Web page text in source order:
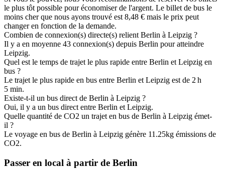
le plus tôt possible pour économiser de l'argent. Le billet de bus le
moins cher que nous ayons trouvé est 8,48 € mais le prix peut
changer en fonction de la demande.
Combien de connexion(s) directe(s) relient Berlin à Leipzig ?
Il y a en moyenne 43 connexion(s) depuis Berlin pour atteindre
Leipzig.
Quel est le temps de trajet le plus rapide entre Berlin et Leipzig en
bus ?
Le trajet le plus rapide en bus entre Berlin et Leipzig est de 2 h
5 min.
Existe-t-il un bus direct de Berlin à Leipzig ?
Oui, il y a un bus direct entre Berlin et Leipzig.
Quelle quantité de CO2 un trajet en bus de Berlin à Leipzig émet-
il ?
Le voyage en bus de Berlin à Leipzig génère 11.25kg émissions de
CO2.
Passer en local à partir de Berlin